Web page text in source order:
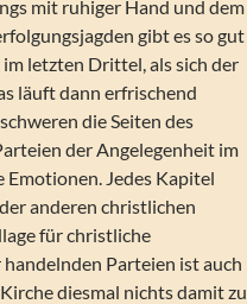
mit ruhiger Hand und dem
gibt es so gut
letzten Drittel, als sich der
läuft dann erfrischend
die Seiten des
der Angelegenheit im
Jedes Kapitel
anderen christlichen
für christliche
Parteien ist auch
diesmal nichts damit zu